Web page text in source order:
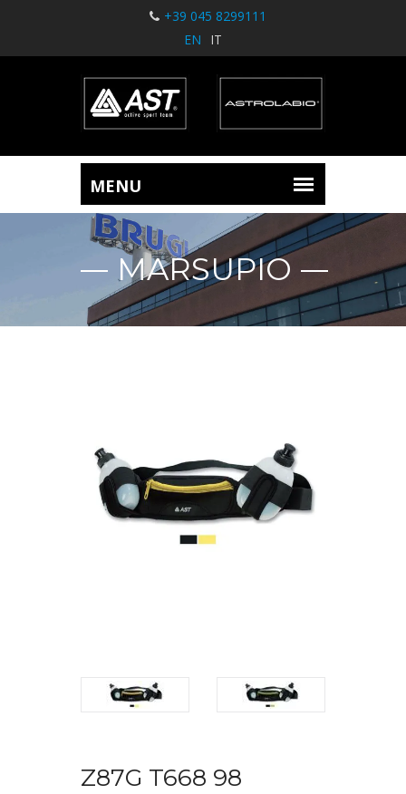
+39 045 8299111
EN
IT
MARSUPIO
Z87G T668 98